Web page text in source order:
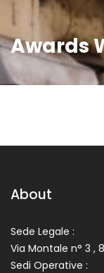
Awards
About
Sede Legale :
Via Montale n° 3 ,
Sedi Operative :